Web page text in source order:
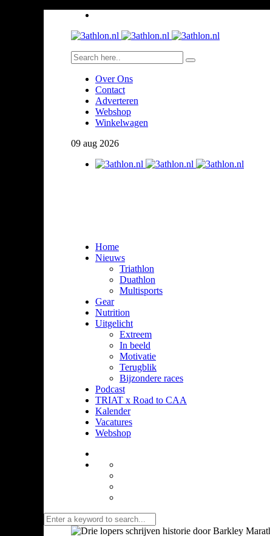
Over Ons
Contact
Adverteren
Webshop
Winkelwagen
09 aug 2026
Home
Nieuws
Triathlon
Duathlon
Multisports
Gear
Nutrition
Uitgelicht
Extreem
In beeld
Motivatie
Terugblik
Bijzondere races
Podcast
TRIAT x Road to CAA
Kalender
Vacatures
Webshop